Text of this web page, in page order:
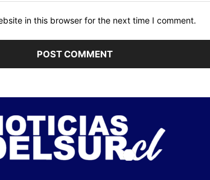
in this browser for the next time I comment.